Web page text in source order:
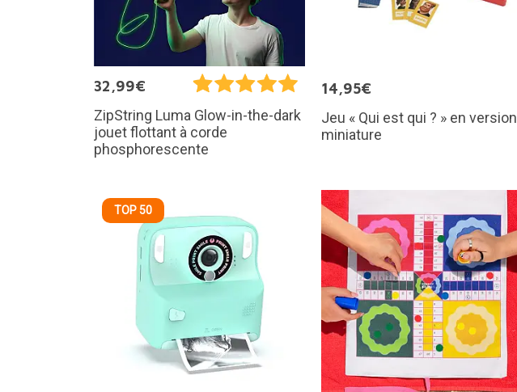
32,99€
ZipString Luma Glow-in-the-dark
jouet flottant à corde
phosphorescente
14,95€
Jeu « Qui est qui ? » en version
miniature
TOP 50